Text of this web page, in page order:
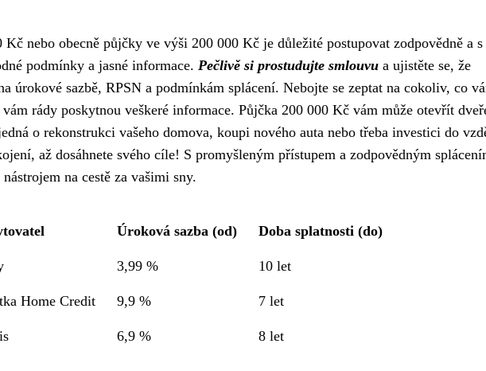
nebo obecně půjčky ve výši 200 000 Kč je důležité postupovat zodpovědně a s
podmínky a jasné informace. Pečlivě si prostudujte smlouvu a ujistěte se, že
úrokové sazbě, RPSN a podmínkám splácení. Nebojte se zeptat na cokoliv, co
rády poskytnou veškeré informace. Půjčka 200 000 Kč vám může otevřít
o rekonstrukci vašeho domova, koupi nového auta nebo třeba investici do
až dosáhnete svého cíle! S promyšleným přístupem a zodpovědným
na cestě za vašimi sny.
Úroková sazba (od) Doba splatnosti (do)
3,99 % 10 let
Home Credit 9,9 % 7 let
6,9 % 8 let